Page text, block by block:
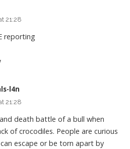
21:28
reporting
l4n
21:28
death battle of a bull when
of crocodiles. People are curious
escape or be torn apart by